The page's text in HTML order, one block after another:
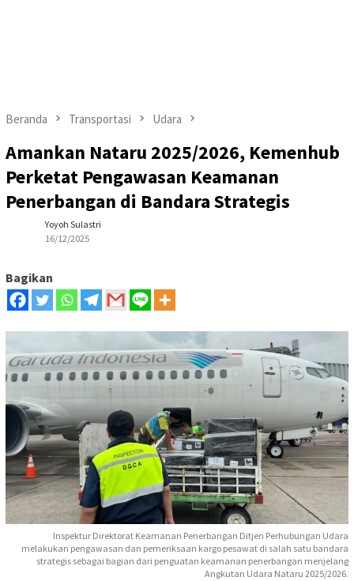
Beranda Transportasi Udara
Amankan Nataru 2025/2026, Kemenhub
Perketat Pengawasan Keamanan
Penerbangan di Bandara Strategis
Yoyoh Sulastri
16/12/2025
Bagikan
Inspektur Direktorat Keamanan Penerbangan Ditjen Perhubungan Udara
melakukan pengawasan dan pemeriksaan kargo pesawat di salah satu bandara
strategis sebagai bagian dari penguatan keamanan penerbangan menjelang
Angkutan Udara Nataru 2025/2026.